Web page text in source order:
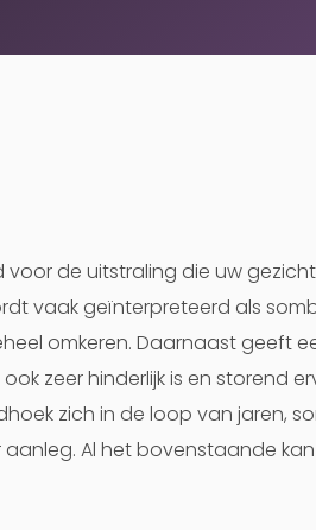
de uitstraling die uw
vaak geïnterpreteerd als
omkeren. Daarnaast geeft
zeer hinderlijk is en storend
zich in de loop van jaren,
Al het bovenstaande